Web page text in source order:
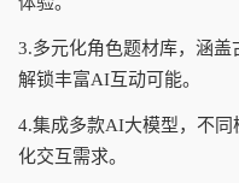
3.多元化角色题材库，涵盖
解锁丰富AI互动可能。
4.集成多款AI大模型，不
化交互需求。